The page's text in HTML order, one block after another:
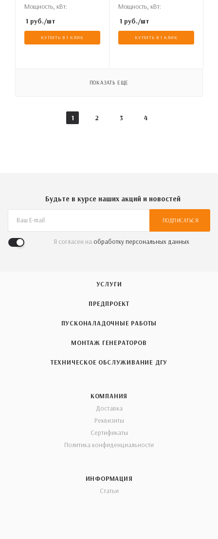
Мощность, кВт:
1 руб./шт
КУПИТЬ В 1 КЛИК
Мощность, кВт:
1 руб./шт
КУПИТЬ В 1 КЛИК
ПОКАЗАТЬ ЕЩЕ
1 2 3 4
Будьте в курсе наших акций и новостей
ПОДПИСАТЬСЯ
Я согласен на обработку персональных данных
УСЛУГИ
ПРЕДПРОЕКТ
ПУСКОНАЛАДОЧНЫЕ РАБОТЫ
МОНТАЖ ГЕНЕРАТОРОВ
ТЕХНИЧЕСКОЕ ОБСЛУЖИВАНИЕ ДГУ
КОМПАНИЯ
Доставка
Реквизиты
Сертификаты
Политика конфиденциальности
ИНФОРМАЦИЯ
Статьи